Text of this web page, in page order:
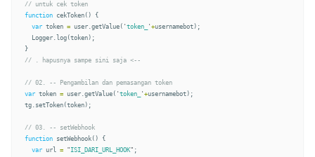
// untuk cek token
function cekToken ()
{
var token = user .getValue ( 'token_ '+usernamebot);
Logger . log (token);
}
// . hapusnya sampe sini saja <--
// 02. -- Pengambilan dan pemasangan token
var token = user .getValue ( 'token_ '+usernamebot);
tg . setToken (token);
// 03. -- setWebhook
function setWebhook ()
{
var url = "ISI_DARI_URL_HOOK" ;